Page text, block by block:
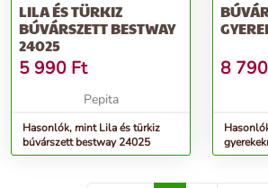
LILA ÉS TÜRKIZ
BÚVÁRSZETT BESTWAY
24025
5 990 Ft
Pepita
Hasonlók, mint Lila és türkiz
búvárszett bestway 24025
8 790